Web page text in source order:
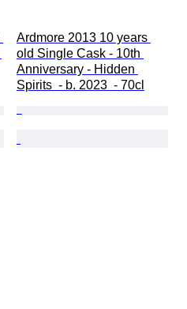
Ardmore 2013 10 years
old Single Cask - 10th
Anniversary - Hidden
Spirits  - b. 2023  - 70cl